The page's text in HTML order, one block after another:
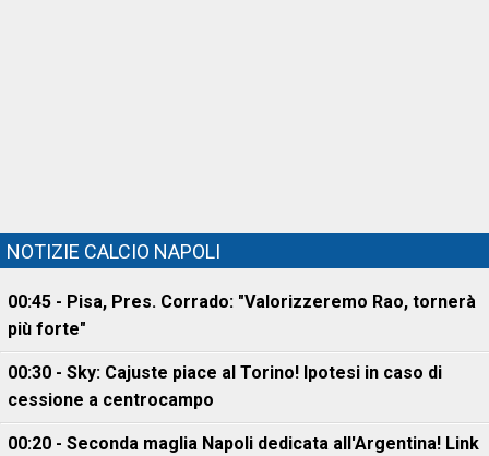
NOTIZIE CALCIO NAPOLI
00:45 - Pisa, Pres. Corrado: "Valorizzeremo Rao, tornerà
più forte"
00:30 - Sky: Cajuste piace al Torino! Ipotesi in caso di
cessione a centrocampo
00:20 - Seconda maglia Napoli dedicata all'Argentina! Link